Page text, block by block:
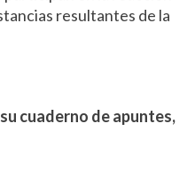
resultantes de la
cuaderno de apuntes,